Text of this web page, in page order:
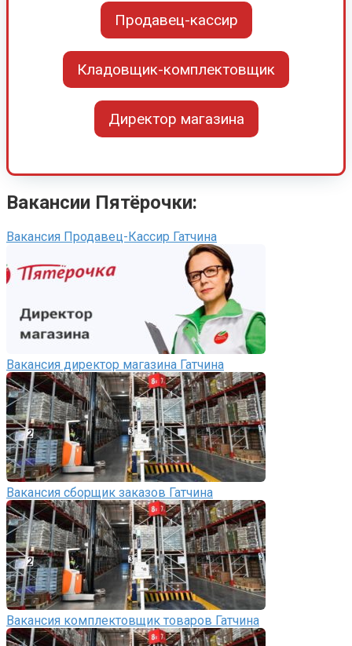
Продавец-кассир
Кладовщик-комплектовщик
Директор магазина
Вакансии Пятёрочки:
Вакансия Продавец-Кассир Гатчина
Вакансия директор магазина Гатчина
Вакансия сборщик заказов Гатчина
Вакансия комплектовщик товаров Гатчина